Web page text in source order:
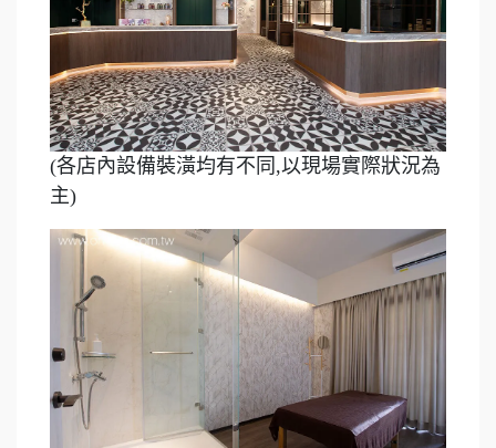
(各店內設備裝潢均有不同,以現場實際狀況為
主)